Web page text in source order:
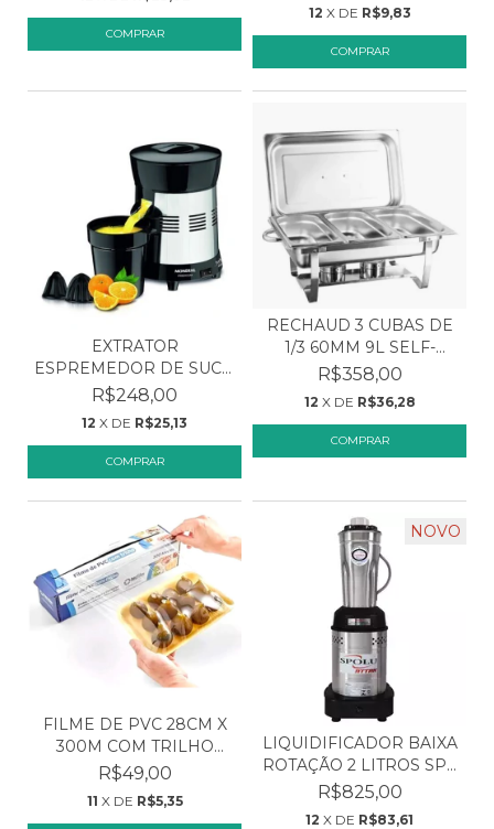
12 X DE R$9,83
EXTRATOR
ESPREMEDOR DE SUCO
LARANJA MOND...
R$248,00
12 X DE R$25,13
RECHAUD 3 CUBAS DE
1/3 60MM 9L SELF-
SERV...
R$358,00
12 X DE R$36,28
FILME DE PVC 28CM X
300M COM TRILHO
CORT...
R$49,00
11 X DE R$5,35
NOVO
LIQUIDIFICADOR BAIXA
ROTAÇÃO 2 LITROS SP...
R$825,00
12 X DE R$83,61